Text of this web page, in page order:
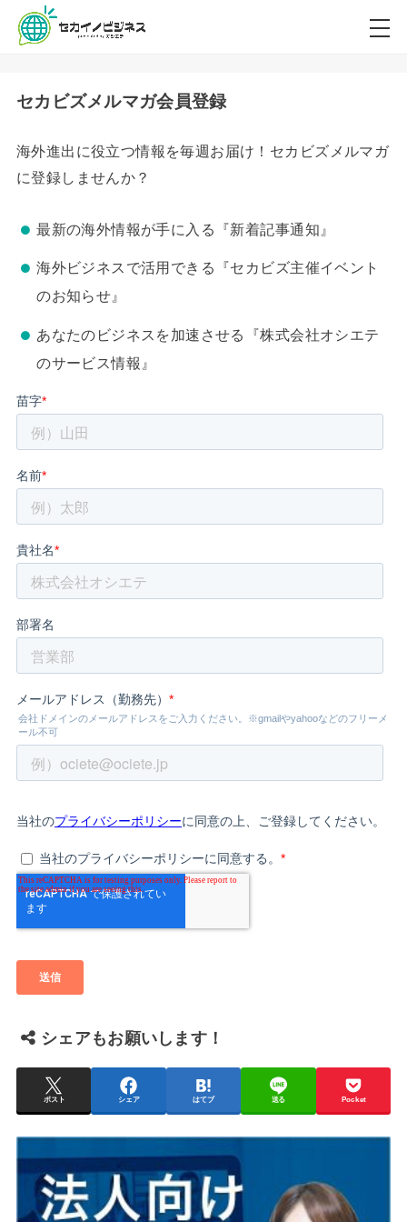
セカビズメルマガ会員登録
海外進出に役立つ情報を毎週お届け！セカビズメルマガ
に登録しませんか？
最新の海外情報が手に入る『新着記事通知』
海外ビジネスで活用できる『セカビズ主催イベント
のお知らせ』
あなたのビジネスを加速させる『株式会社オシエテ
のサービス情報』
シェアもお願いします！
ポスト シェア はてブ 送る Pocket